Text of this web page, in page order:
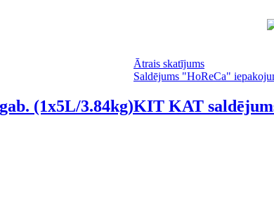
(1x5L/3.84kg)
Ātrais skatījums
Saldējums "HoReCa"
KIT KAT